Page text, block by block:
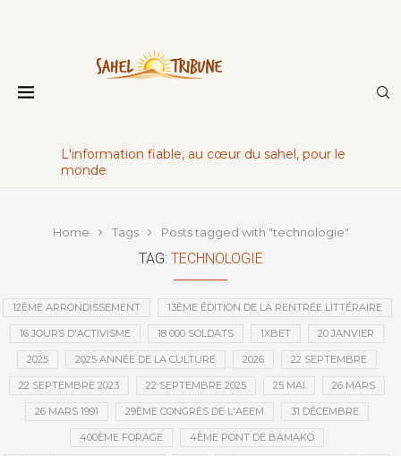
L'information fiable, au cœur du sahel, pour le
monde
Home Tags Posts tagged with "technologie"
TAG: TECHNOLOGIE
12ÈME ARRONDISSEMENT 13ÈME ÉDITION DE LA RENTRÉE LITTÉRAIRE
16 JOURS D'ACTIVISME 18 000 SOLDATS 1XBET 20 JANVIER
2025 2025 ANNÉE DE LA CULTURE 2026 22 SEPTEMBRE
22 SEPTEMBRE 2023 22 SEPTEMBRE 2025 25 MAI 26 MARS
26 MARS 1991 29ÈME CONGRÈS DE L'AEEM 31 DÉCEMBRE
400ÈME FORAGE 4ÈME PONT DE BAMAKO